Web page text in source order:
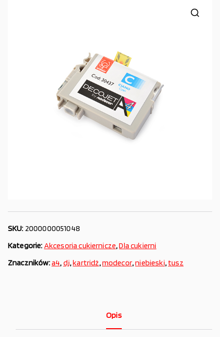
SKU: 2000000051048
Kategorie: Akcesoria cukiernicze,Dla cukierni
Znaczników:a4, dj,kartridż,modecor,niebieski, tusz
Opis